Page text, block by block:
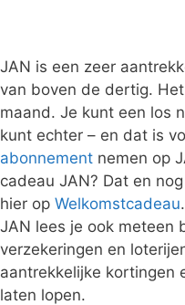
JAN is een zeer
van boven de dertig.
maand. Je kunt een los
kunt echter – en dat is
abonnement nemen op
cadeau JAN? Dat en
hier op Welkomstcadeau
JAN lees je ook meteen
verzekeringen en
aantrekkelijke kortingen
laten lopen.